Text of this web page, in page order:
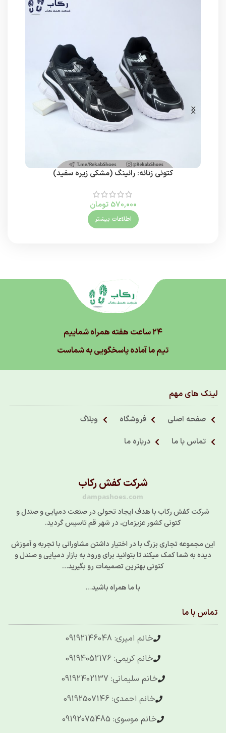
کتونی زنانه: رانینگ (مشکی زیره سفید)
570,000 تومان
اطلاعات بیشتر
۲۴ ساعت هفته همراه شماییم
تیم ما آماده پاسخگویی به شماست
لینک های مهم
صفحه اصلی فروشگاه
وبلاگ
تماس با ما
درباره ما
شرکت کفش رکاب
dampashoes.com
شرکت کفش رکاب با هدف ایجاد تحولی در صنعت دمپایی و صندل و
کتونی کشور عزیزمان، در شهر قم تاسیس گردید.
این مجموعه تجاری بزرگ با در اختیار داشتن مشاورانی با تجربه و آموزش
دیده به شما کمک میکند تا بتوانید برای ورود به بازار دمپایی و صندل و
کتونی بهترین تصمیمات رو بگیرید…
با ما همراه باشید…
تماس با ما
خانم امیری: 09192146048
خانم کریمی: 09194052176
خانم سلیمانی: 09192402137
خانم احمدی: 09192507146
خانم موسوی: 09192075485